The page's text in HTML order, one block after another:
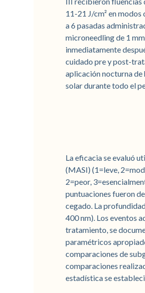
11-21 J/cm² en
a 6 pasadas
microneedling de 1
inmediatamente
cuidado pre y post-
aplicación nocturna de
solar durante todo el
La eficacia se evaluó
(MASI) (1=leve,
2=peor,
puntuaciones fueron
cegado. La
400 nm). Los eventos
tratamiento, se
paramétricos
comparaciones de
comparaciones
estadística se